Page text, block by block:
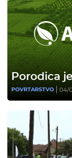
Porodica
POVRTARSTVO 04/